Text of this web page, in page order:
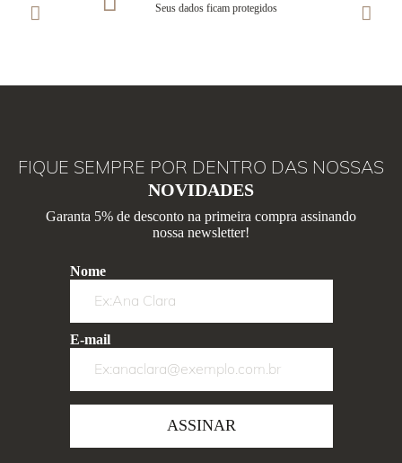
Seus dados ficam protegidos
FIQUE SEMPRE POR DENTRO DAS NOSSAS
NOVIDADES
Garanta 5% de desconto na primeira compra assinando
nossa newsletter!
Nome
E-mail
ASSINAR